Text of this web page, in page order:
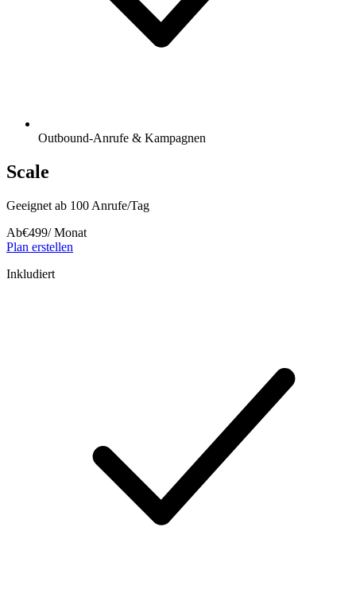
Outbound-Anrufe & Kampagnen
Scale
Geeignet ab 100 Anrufe/Tag
Ab€499/ Monat
Plan erstellen
Inkludiert